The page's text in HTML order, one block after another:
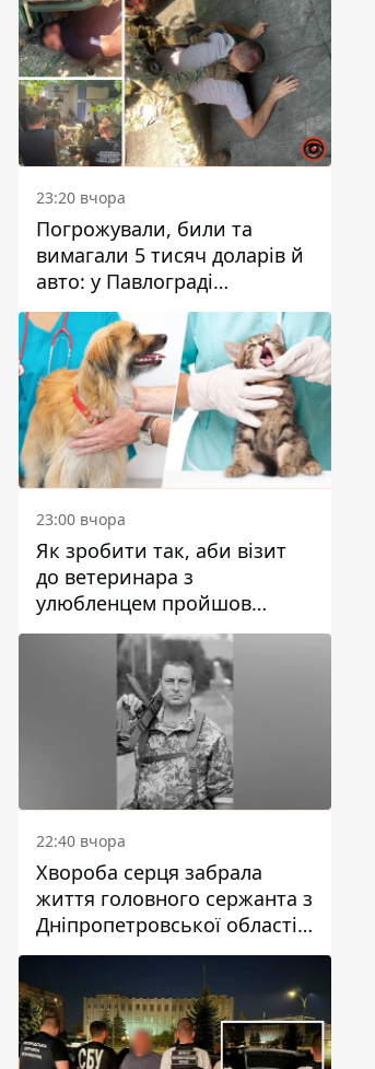
23:20 вчора
Погрожували, били та
вимагали 5 тисяч доларів й
авто: у Павлограді
затримали двох чоловіків
23:00 вчора
Як зробити так, аби візит
до ветеринара з
улюбленцем пройшов
спокійно: прості поради
22:40 вчора
Хвороба серця забрала
життя головного сержанта з
Дніпропетровської області
Юрія Свистуна